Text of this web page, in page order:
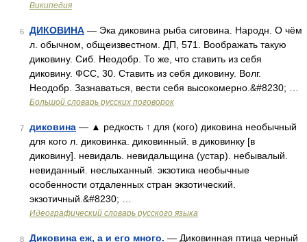
Википедия
6 ДИКОВИНА — Эка диковина рыба сиговина. Народн. О чём
л. обычном, общеизвестном. ДП, 571. Воображать такую
диковину. Сиб. Неодобр. То же, что ставить из себя
диковину. ФСС, 30. Ставить из себя диковину. Волг.
Неодобр. Зазнаваться, вести себя высокомерно.&#8230; …
Большой словарь русских поговорок
7 диковина — ▲ редкость ↑ для (кого) диковина необычный
для кого л. диковинка. диковинный. в диковинку [в
диковину]. невидаль. невидальщина (устар). небывалый.
невиданный. неслыханный. экзотика необычные
особенности отдаленных стран экзотический.
экзотичный.&#8230; …
Идеографический словарь русского языка
8 Диковина еж, а и его много. — Диковинная птица черный